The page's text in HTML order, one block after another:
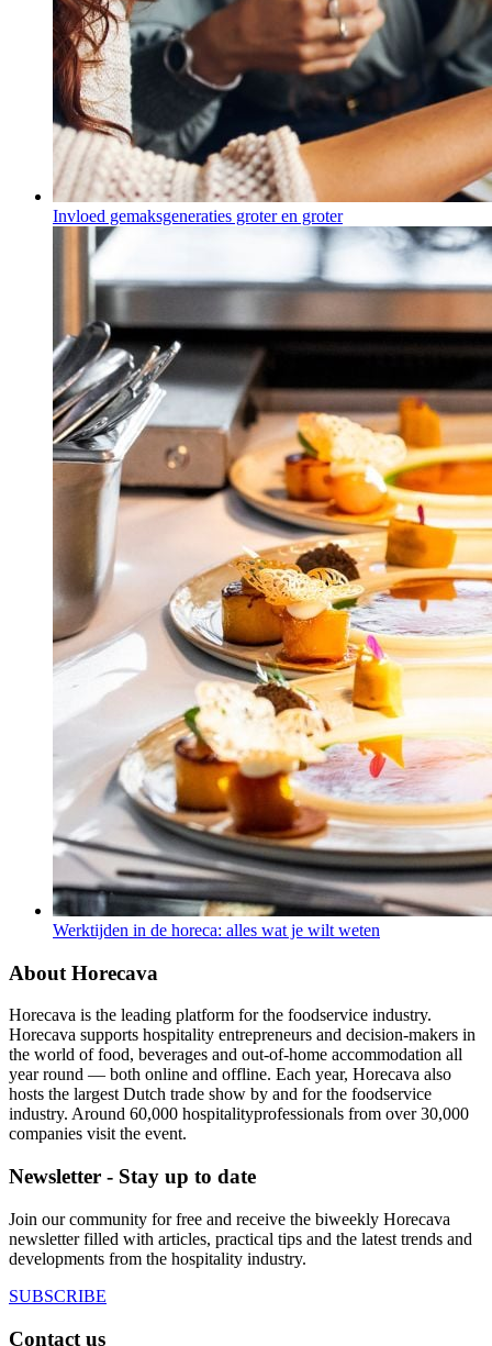
Invloed gemaksgeneraties groter en groter
Werktijden in de horeca: alles wat je wilt weten
About Horecava
Horecava is the leading platform for the foodservice industry.
Horecava supports hospitality entrepreneurs and decision-makers in
the world of food, beverages and out-of-home accommodation all
year round — both online and offline. Each year, Horecava also
hosts the largest Dutch trade show by and for the foodservice
industry. Around 60,000 hospitalityprofessionals from over 30,000
companies visit the event.
Newsletter - Stay up to date
Join our community for free and receive the biweekly Horecava
newsletter filled with articles, practical tips and the latest trends and
developments from the hospitality industry.
SUBSCRIBE
Contact us